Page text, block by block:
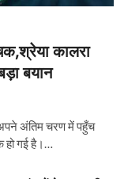
कालरा
बयान
अंतिम चरण में पहुँच
हो गई है।…